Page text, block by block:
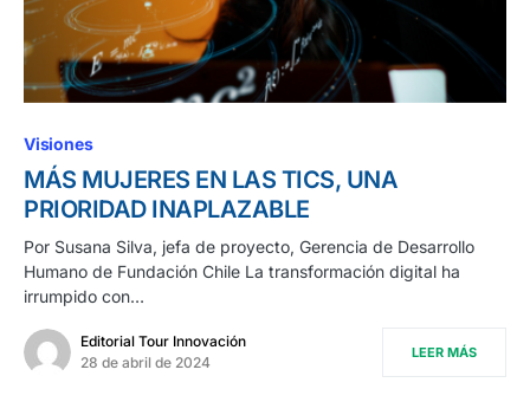
Visiones
MÁS MUJERES EN LAS TICS, UNA
PRIORIDAD INAPLAZABLE
Por Susana Silva, jefa de proyecto, Gerencia de Desarrollo
Humano de Fundación Chile La transformación digital ha
irrumpido con…
Editorial Tour Innovación
28 de abril de 2024
LEER MÁS